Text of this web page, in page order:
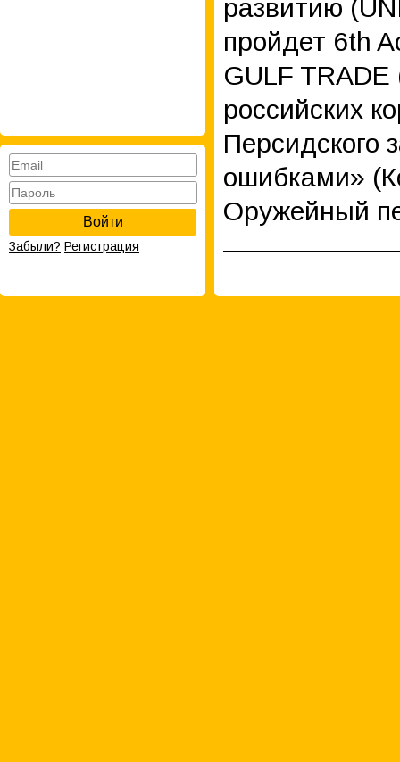
Войти
Забыли? Регистрация
развитию
пройдет 6th
GULF TRADE
российских
Персидского
ошибками»
Оружейный